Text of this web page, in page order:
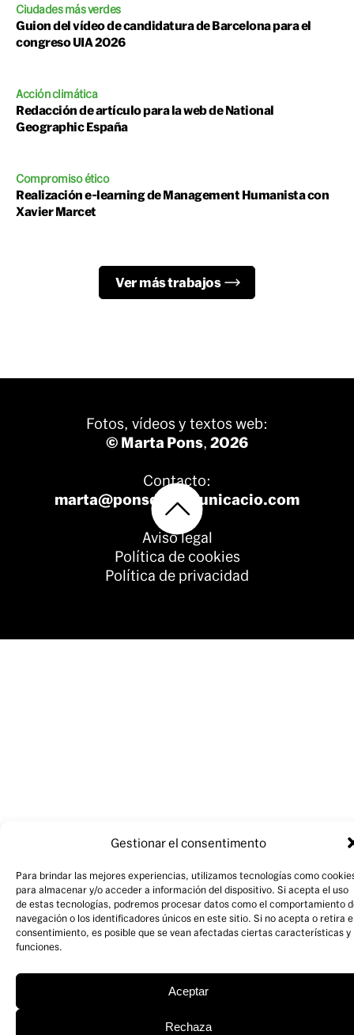
Gestionar el consentimento
Para brindar las mejores experiencias, utilizamos tecnologías como
para almacenar y/o acceder a información del dispositivo. Si acepta el uso
de estas tecnologías, podremos procesar datos como el comportamiento
navegación o los identificadores únicos en este sitio. Si no acepta o retira
consentimiento, es posible que se vean afectadas ciertas características y
funciones.
Aceptar
Rechaza
Ciudades más verdes
Guion del vídeo de candidatura de Barcelona para el
congreso UIA 2026
Acción climática
Redacción de artículo para la web de National
Geographic España
Compromiso ético
Realización e-learning de Management Humanista con
Xavier Marcet
Ver más trabajos
Fotos, vídeos y textos web:
© Marta Pons, 2026
Contacto:
marta@ponsdecomunicacio.com
Aviso legal
Política de cookies
Política de privacidad